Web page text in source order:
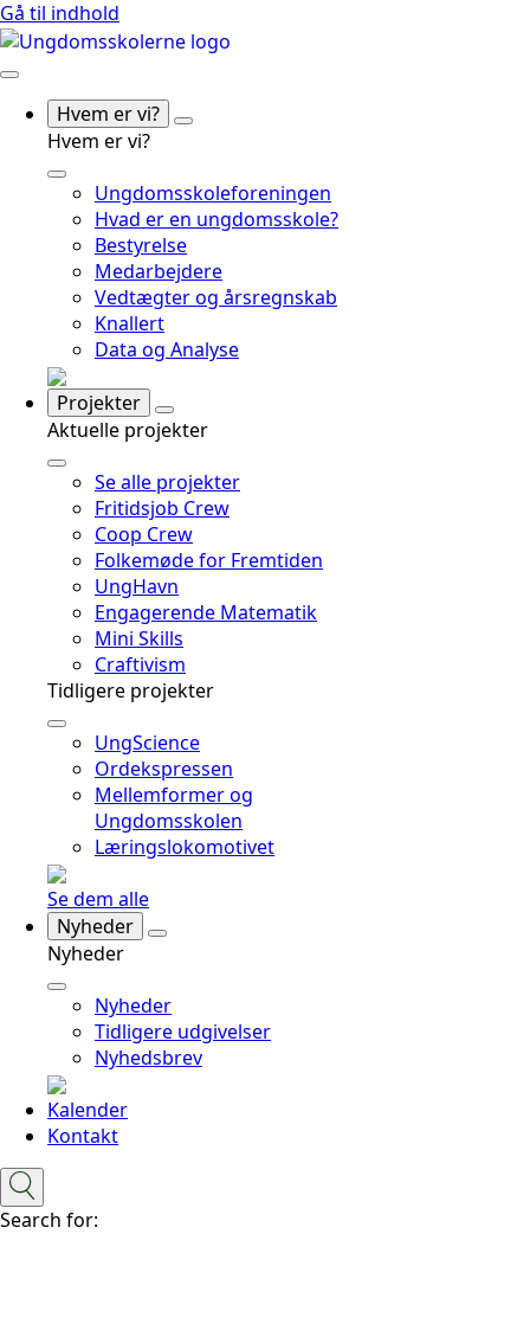
Gå til indhold
Hvem er vi?
Hvem er vi?
Ungdomsskoleforeningen
Hvad er en ungdomsskole?
Bestyrelse
Medarbejdere
Vedtægter og årsregnskab
Knallert
Data og Analyse
Projekter
Aktuelle projekter
Se alle projekter
Fritidsjob Crew
Coop Crew
Folkemøde for Fremtiden
UngHavn
Engagerende Matematik
Mini Skills
Craftivism
Tidligere projekter
UngScience
Ordekspressen
Mellemformer og
Ungdomsskolen
Læringslokomotivet
Se dem alle
Nyheder
Nyheder
Nyheder
Tidligere udgivelser
Nyhedsbrev
Kalender
Kontakt
Search for: